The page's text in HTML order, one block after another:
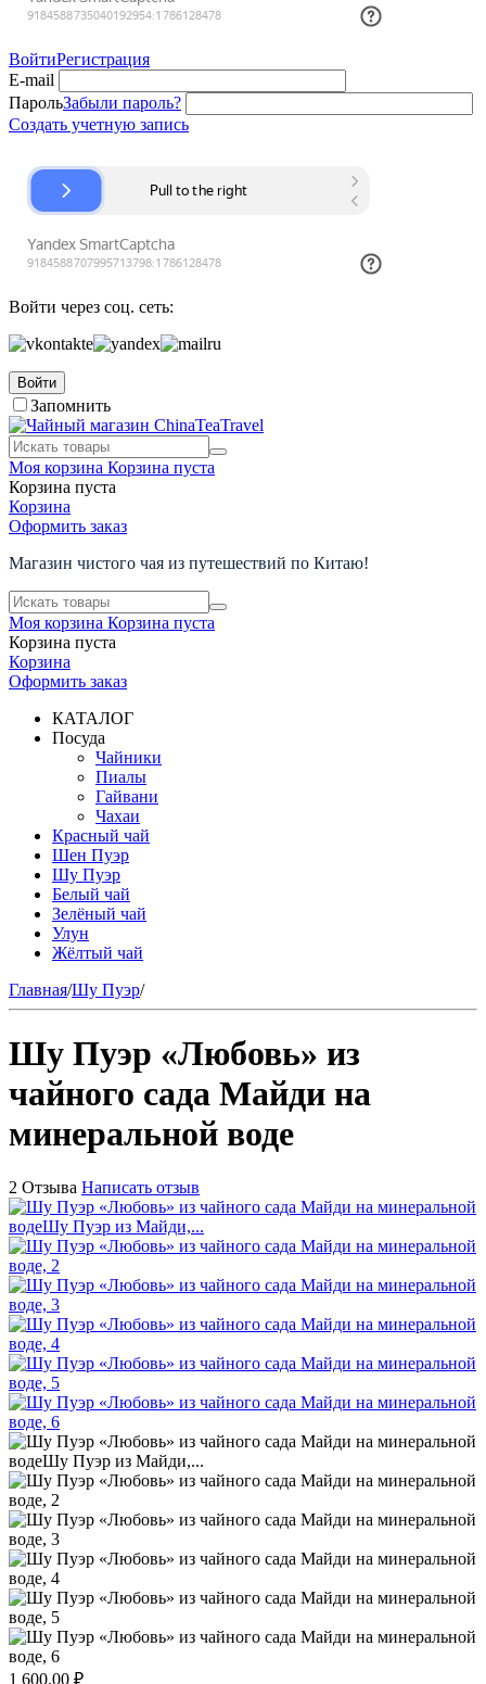
ВойтиРегистрация
E-mail
ПарольЗабыли пароль?
Создать учетную запись
Войти через соц. сеть:
Войти
Запомнить
Моя корзина Корзина пуста
Корзина пуста
Корзина
Оформить заказ
Магазин чистого чая из путешествий по Китаю!
Моя корзина Корзина пуста
Корзина пуста
Корзина
Оформить заказ
КАТАЛОГ
Посуда
Чайники
Пиалы
Гайвани
Чахаи
Красный чай
Шен Пуэр
Шу Пуэр
Белый чай
Зелёный чай
Улун
Жёлтый чай
Главная/Шу Пуэр/
Шу Пуэр «Любовь» из
чайного сада Майди на
минеральной воде
2 Отзыва Написать отзыв
1 600.00 ₽